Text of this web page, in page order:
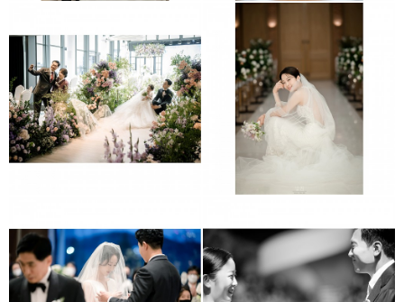
그랜드엠버서더 아펠가모 선릉
하얏트호텔 더채플앳논현